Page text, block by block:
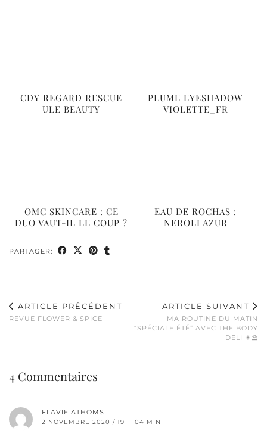
CDY REGARD RESCUE
ULE BEAUTY
PLUME EYESHADOW
VIOLETTE_FR
OMC SKINCARE : CE
DUO VAUT-IL LE COUP ?
EAU DE ROCHAS :
NEROLI AZUR
PARTAGER:
ARTICLE PRÉCÉDENT
REVUE FLOWER & SPICE
ARTICLE SUIVANT
MA ROUTINE DU MATIN
“SPÉCIALE ÉTÉ” AVEC THE BODY
DELI ☀⛱
4 Commentaires
FLAVIE ATHOMS
2 NOVEMBRE 2020 / 19 H 04 MIN